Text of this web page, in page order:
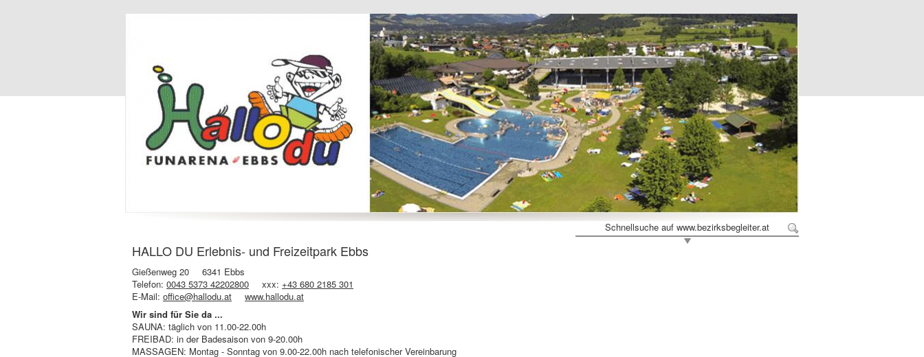
Schnellsuche auf www.bezirksbegleiter.at
HALLO DU Erlebnis- und Freizeitpark Ebbs
Gießenweg 20
6341 Ebbs
Telefon: 0043 5373 42202800 xxx: +43 680 2185 301
E-Mail: office@hallodu.at
www.hallodu.at
Wir sind für Sie da ...
SAUNA: täglich von 11.00-22.00h
FREIBAD: in der Badesaison von 9-20.00h
MASSAGEN: Montag - Sonntag von 9.00-22.00h nach telefonischer Vereinbarung